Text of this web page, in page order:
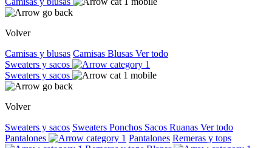
Volver
Camisas y blusas Camisas Blusas Ver todo
Sweaters y sacos
Sweaters y sacos
Volver
Sweaters y sacos Sweaters Ponchos Sacos Ruanas Ver todo
Pantalones
Pantalones Remeras y tops